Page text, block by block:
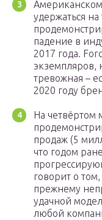
удержаться
падение в
2017 года.
экземпляров,
тревожная –
2020 году
На четвёртом
продаж (5
что годом
говорит о
прежнему
удачной
любой